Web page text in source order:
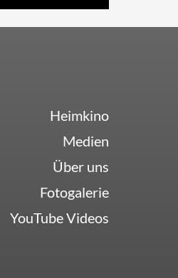
Heimkino
Medien
Über uns
Fotogalerie
YouTube Videos